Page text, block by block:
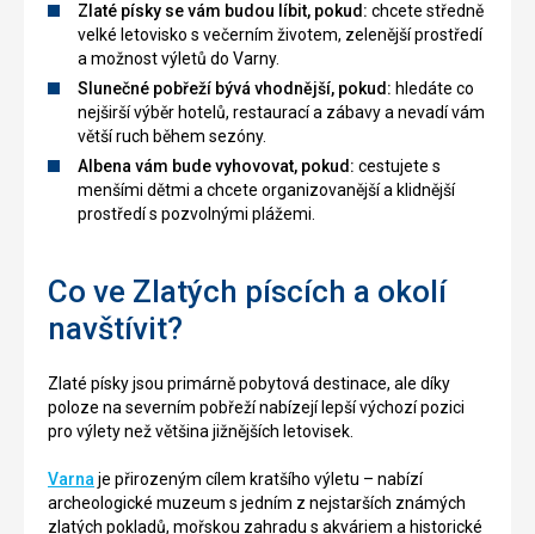
Zlaté písky se vám budou líbit, pokud: chcete středně
velké letovisko s večerním životem, zelenější prostředí
a možnost výletů do Varny.
Slunečné pobřeží bývá vhodnější, pokud: hledáte co
nejširší výběr hotelů, restaurací a zábavy a nevadí vám
větší ruch během sezóny.
Albena vám bude vyhovovat, pokud: cestujete s
menšími dětmi a chcete organizovanější a klidnější
prostředí s pozvolnými plážemi.
Co ve Zlatých píscích a okolí
navštívit?
Zlaté písky jsou primárně pobytová destinace, ale díky
poloze na severním pobřeží nabízejí lepší výchozí pozici
pro výlety než většina jižnějších letovisek.
Varna je přirozeným cílem kratšího výletu – nabízí
archeologické muzeum s jedním z nejstarších známých
zlatých pokladů, mořskou zahradu s akváriem a historické